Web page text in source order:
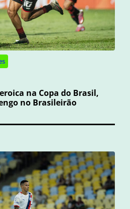
na Copa do Brasil,
no Brasileirão